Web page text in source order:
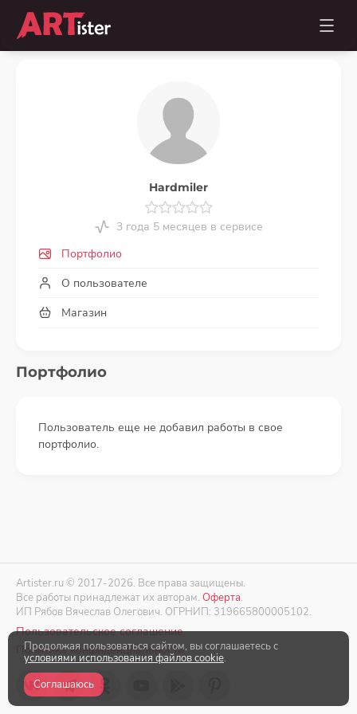
Hardmiler
3 года 5 месяцев в сервисе
Портфолио
О пользователе
Магазин
Портфолио
Пользователь еще не добавил работы в свое
портфолио.
Artister.ru © 2017-2026. Все права защищены.
Все работы принадлежат их авторам. Оферта.
ИП Рябов Вячеслав Олегович. ОГРНИП: 319665800005102.
Пользовательское соглашение
Политика конфиденциальности
Продолжая пользоваться сайтом, вы соглашаетесь с
условиями использования файлов cookie.
Соглашаюсь